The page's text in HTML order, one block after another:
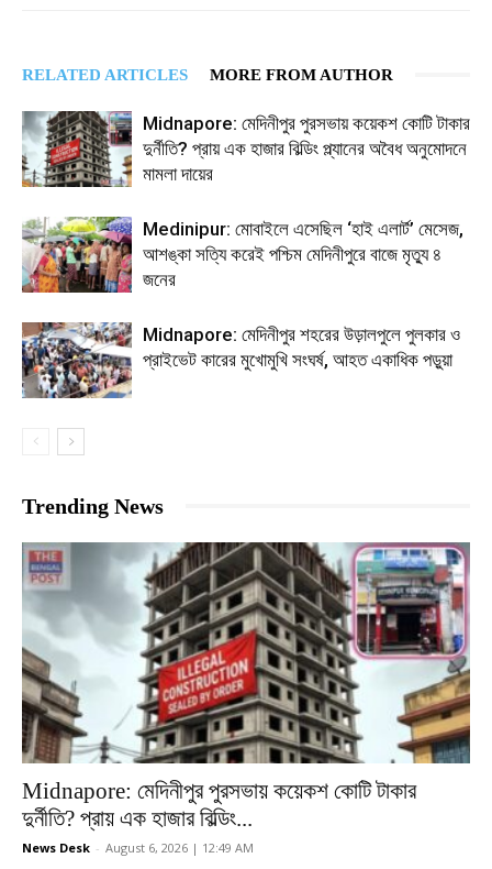
RELATED ARTICLES MORE FROM AUTHOR
Midnapore: মেদিনীপুর পুরসভায় কয়েকশ কোটি টাকার
দুর্নীতি? প্রায় এক হাজার বিল্ডিং প্ল্যানের অবৈধ অনুমোদনে
মামলা দায়ের
Medinipur: মোবাইলে এসেছিল ‘হাই এলার্ট’ মেসেজ,
আশঙ্কা সত্যি করেই পশ্চিম মেদিনীপুরে বাজে মৃত্যু ৪
জনের
Midnapore: মেদিনীপুর শহরের উড়ালপুলে পুলকার ও
প্রাইভেট কারের মুখোমুখি সংঘর্ষ, আহত একাধিক পড়ুয়া
Trending News
Midnapore: মেদিনীপুর পুরসভায় কয়েকশ কোটি টাকার
দুর্নীতি? প্রায় এক হাজার বিল্ডিং...
News Desk - August 6, 2026 | 12:49 AM